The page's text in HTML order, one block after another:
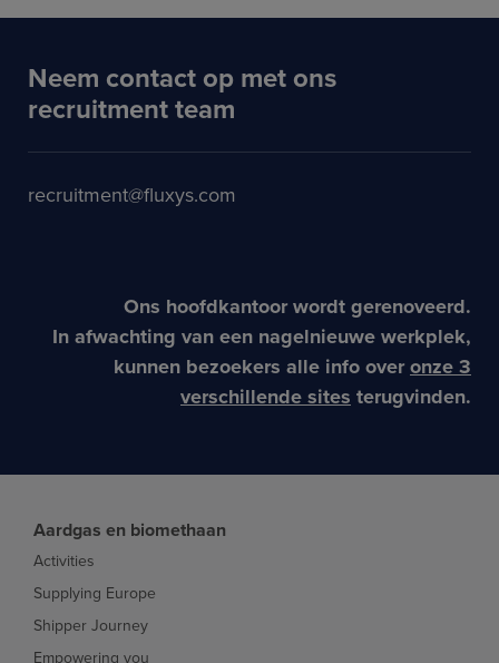
Neem contact op met ons
recruitment team
recruitment@fluxys.com
Ons hoofdkantoor wordt gerenoveerd.
In afwachting van een nagelnieuwe werkplek,
kunnen bezoekers alle info overonze 3
verschillende sites terugvinden.
Aardgas en biomethaan
Activities
Supplying Europe
Shipper Journey
Empowering you